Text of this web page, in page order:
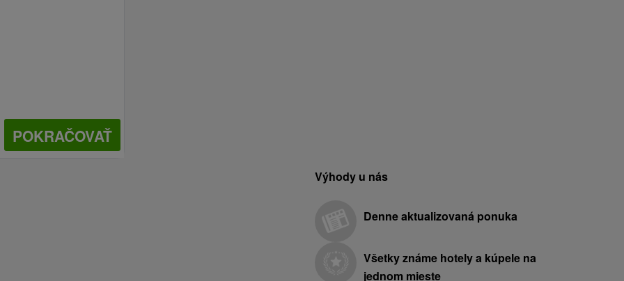
POKRAČOVAŤ
Výhody u nás
Denne aktualizovaná ponuka
Všetky známe hotely a kúpele na
jednom mieste